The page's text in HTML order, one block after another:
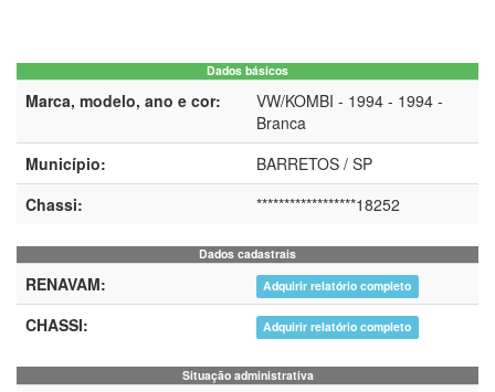
Dados básicos
Marca, modelo, ano e cor:
VW/KOMBI - 1994 - 1994 -
Branca
Município:
BARRETOS / SP
Chassi:
******************18252
Dados cadastrais
RENAVAM: Adquirir relatório completo
CHASSI: Adquirir relatório completo
Situação administrativa